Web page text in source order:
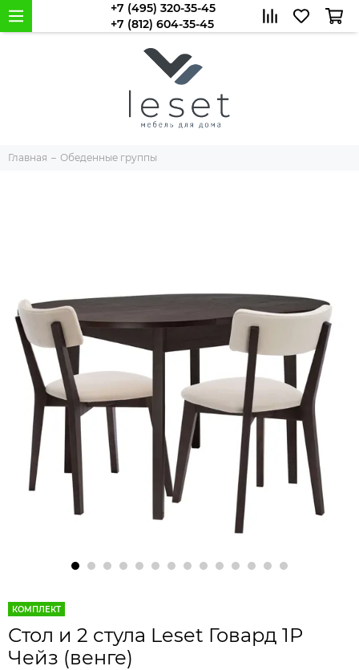
+7 (495) 320-35-45
+7 (812) 604-35-45
Главная Обеденные группы
КОМПЛЕКТ
Стол и 2 стула Leset Говард 1Р
Чейз (венге)